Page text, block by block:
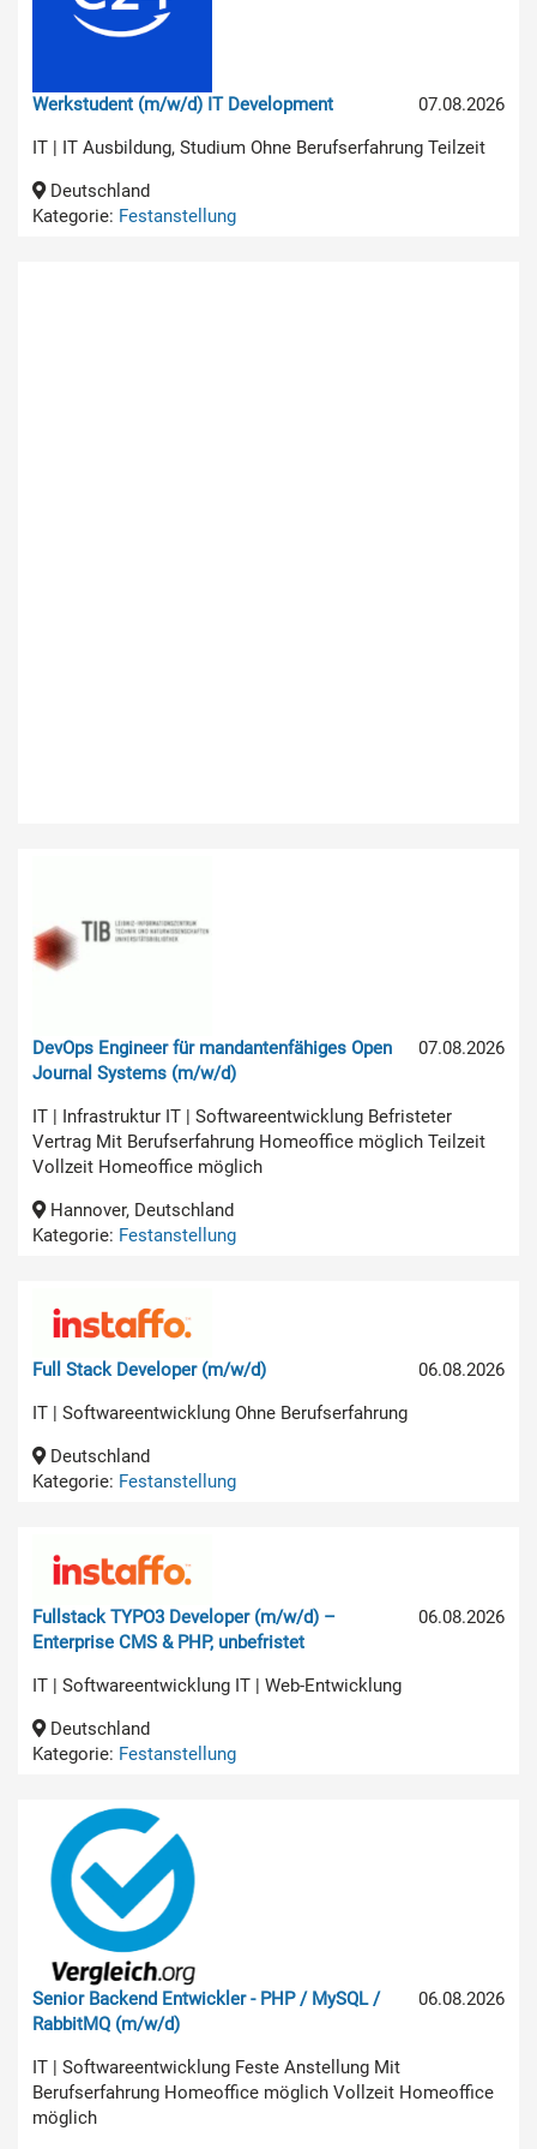
07.08.2026
Werkstudent (m/w/d) IT Development
IT | IT Ausbildung, Studium Ohne Berufserfahrung Teilzeit
Deutschland
Kategorie: Festanstellung
07.08.2026
DevOps Engineer für mandantenfähiges Open
Journal Systems (m/w/d)
IT | Infrastruktur IT | Softwareentwicklung Befristeter
Vertrag Mit Berufserfahrung Homeoffice möglich Teilzeit
Vollzeit Homeoffice möglich
Hannover, Deutschland
Kategorie: Festanstellung
06.08.2026
Full Stack Developer (m/w/d)
IT | Softwareentwicklung Ohne Berufserfahrung
Deutschland
Kategorie: Festanstellung
06.08.2026
Fullstack TYPO3 Developer (m/w/d) –
Enterprise CMS & PHP, unbefristet
IT | Softwareentwicklung IT | Web-Entwicklung
Deutschland
Kategorie: Festanstellung
06.08.2026
Senior Backend Entwickler - PHP / MySQL /
RabbitMQ (m/w/d)
IT | Softwareentwicklung Feste Anstellung Mit
Berufserfahrung Homeoffice möglich Vollzeit Homeoffice
möglich